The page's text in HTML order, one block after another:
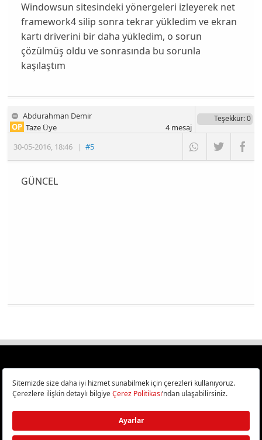
Windowsun sitesindeki yönergeleri izleyerek net
framework4 silip sonra tekrar yükledim ve ekran
kartı driverini bir daha yükledim, o sorun
çözülmüş oldu ve sonrasında bu sorunla
kaşılaştım
Abdurahman Demir
30-05-2016, 18:46 |#5
OP Taze Üye
Teşekkür: 0
4mesaj
GÜNCEL
Türkiye
Bilişim ve Teknoloji Haberleri CHIP Online’da!